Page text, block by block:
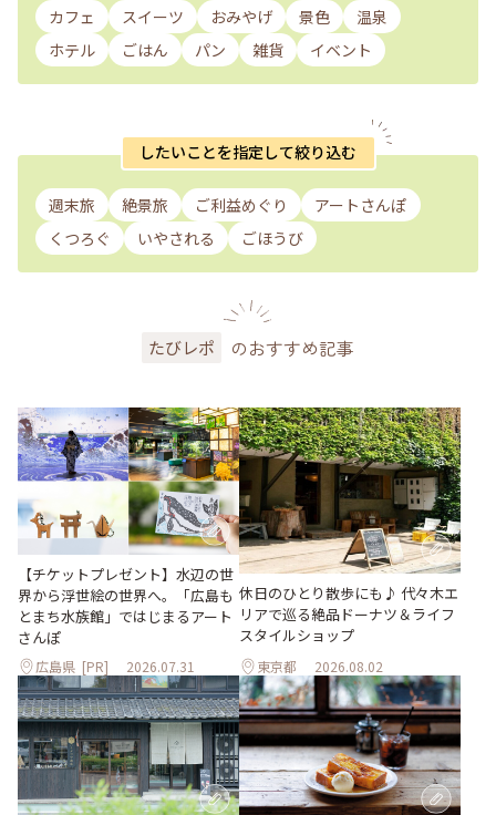
カフェ スイーツ おみやげ 景色
温泉
ホテル
ごはん パン 雑貨 イベント
したいことを指定して絞り込む
週末旅 絶景旅 ご利益めぐり
アートさんぽ
くつろぐ
いやされる ごほうび
たびレポ のおすすめ記事
【チケットプレゼント】水辺の世
界から浮世絵の世界へ。「広島も
とまち水族館」ではじまるアート
さんぽ
広島県 [PR] 2026.07.31
休日のひとり散歩にも♪ 代々木エ
リアで巡る絶品ドーナツ＆ライフ
スタイルショップ
東京都 2026.08.02